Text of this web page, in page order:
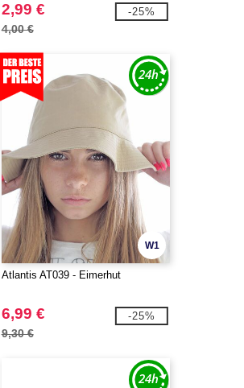
2,99 €
4,00 €
-25%
W1
Atlantis AT039 - Eimerhut
6,99 €
9,30 €
-25%